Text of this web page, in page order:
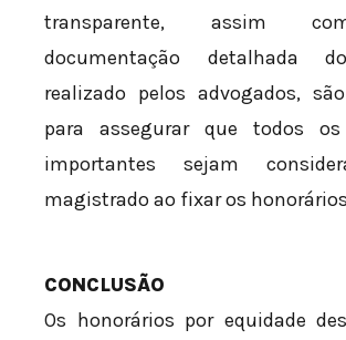
transparente, assim
documentação detalhada
realizado pelos advogados,
para assegurar que todos os
importantes sejam
magistrado ao fixar os
CONCLUSÃO
Os honorários por equidade